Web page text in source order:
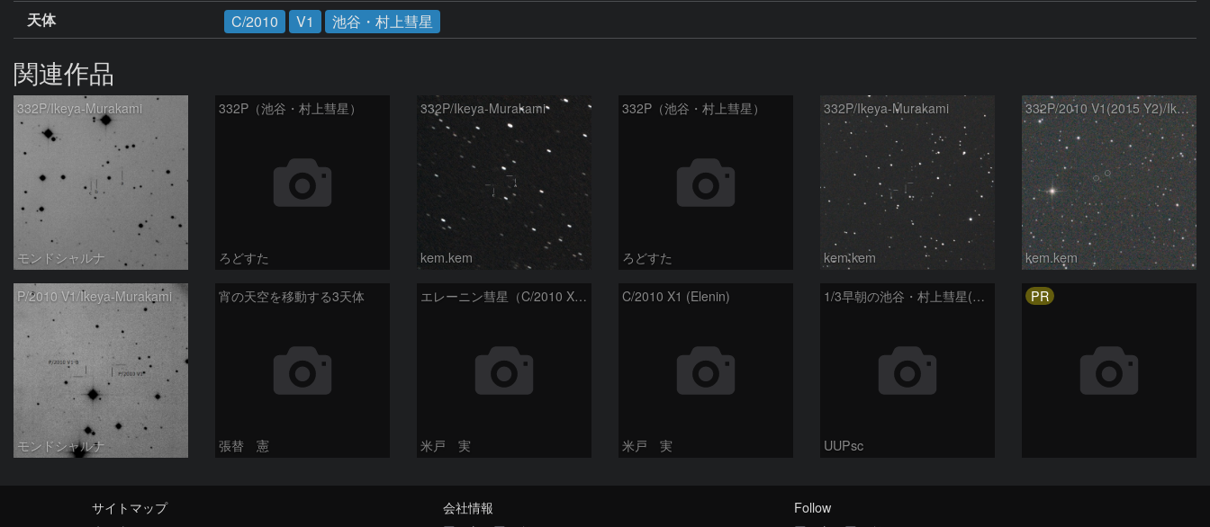
天体
C/2010 V1 池谷・村上彗星
関連作品
332P/Ikeya-Murakami
モンドシャルナ
332P（池谷・村上彗星）
ろどすた
332P/Ikeya-Murakami
kem.kem
332P（池谷・村上彗星）
ろどすた
332P/Ikeya-Murakami
kem.kem
332P/2010 V1(2015 Y2)/Ikeya-Murakami
kem.kem
P/2010 V1/Ikeya-Murakami
モンドシャルナ
宵の天空を移動する3天体
張替 憲
エレーニン彗星（C/2010 X1）
米戸 実
C/2010 X1 (Elenin)
米戸 実
1/3早朝の池谷・村上彗星(P/2010 V1)
UUPsc
PR
サイトマップ
会社情報
Follow